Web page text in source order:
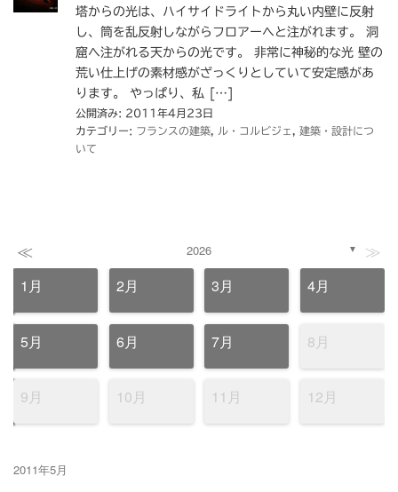
塔からの光は、ハイサイドライトから丸い内壁に反射
し、筒を乱反射しながらフロアーへと注がれます。 洞
窟へ注がれる天からの光です。 非常に神秘的な光 壁の
荒い仕上げの素材感がざっくりとしていて安定感があ
ります。 やっぱり、私 […]
公開済み: 2011年4月23日
カテゴリー: フランスの建築 ル・コルビジェ
建築・設計につ
いて
≪ 2026 ▼ ≫
1月 2月 3月 4月
5月 6月 7月 8月
9月 10月 11月 12月
2011年5月